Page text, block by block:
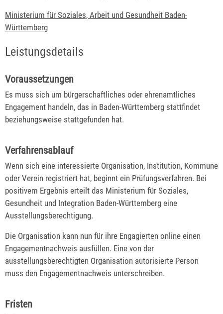
Ministerium für Soziales, Arbeit und Gesundheit Baden-
Württemberg
Leistungsdetails
Voraussetzungen
Es muss sich um bürgerschaftliches oder ehrenamtliches
Engagement handeln, das in Baden-Württemberg stattfindet
beziehungsweise stattgefunden hat.
Verfahrensablauf
Wenn sich eine interessierte Organisation, Institution, Kommune
oder Verein registriert hat, beginnt ein Prüfungsverfahren. Bei
positivem Ergebnis erteilt das Ministerium für Soziales,
Gesundheit und Integration Baden-Württemberg eine
Ausstellungsberechtigung.
Die Organisation kann nun für ihre Engagierten online einen
Engagementnachweis ausfüllen. Eine von der
ausstellungsberechtigten Organisation autorisierte Person
muss den Engagementnachweis unterschreiben.
Fristen